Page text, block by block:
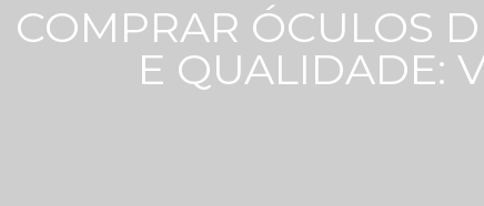
COMPRAR ÓCULOS
E QUALIDADE: